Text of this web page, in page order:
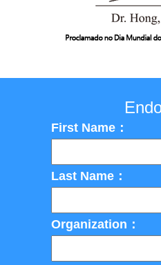
First Name：
Last Name：
Organization：